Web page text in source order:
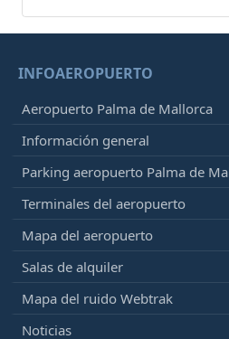
INFOAEROPUERTO
Aeropuerto Palma de Mallorca
Información general
Parking aeropuerto Palma de
Terminales del aeropuerto
Mapa del aeropuerto
Salas de alquiler
Mapa del ruido Webtrak
Noticias